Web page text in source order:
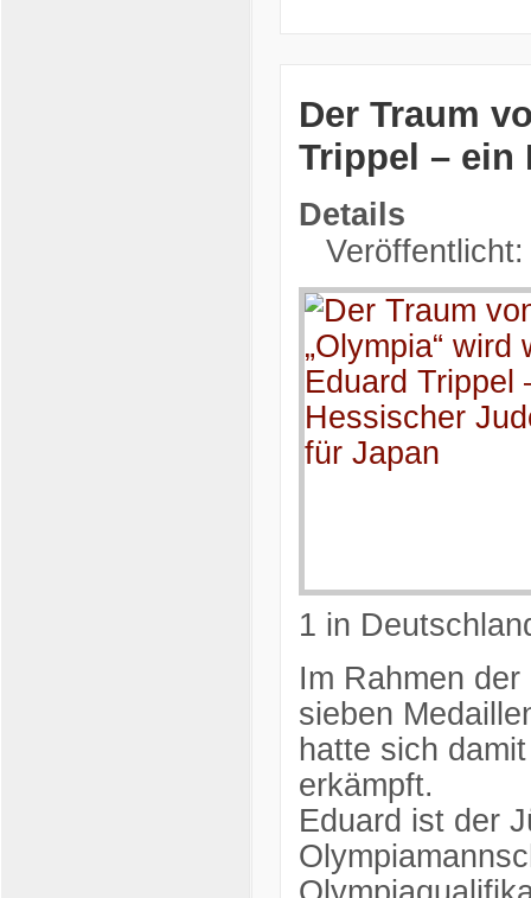
Der Traum
Trippel – ein
Details
1 in
Im Rahmen
sieben
hatte sich
erkämpft.
Eduard ist der